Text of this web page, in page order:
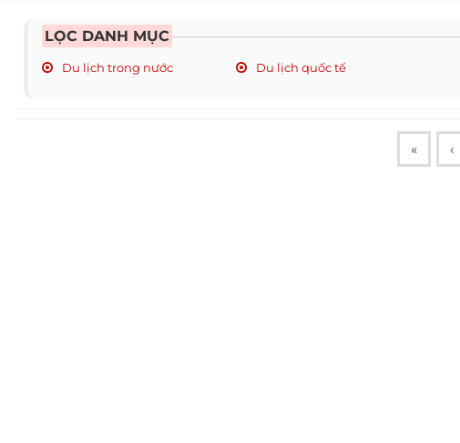
LỌC DANH MỤC
Du lịch trong nước Du lịch quốc tế
« ‹